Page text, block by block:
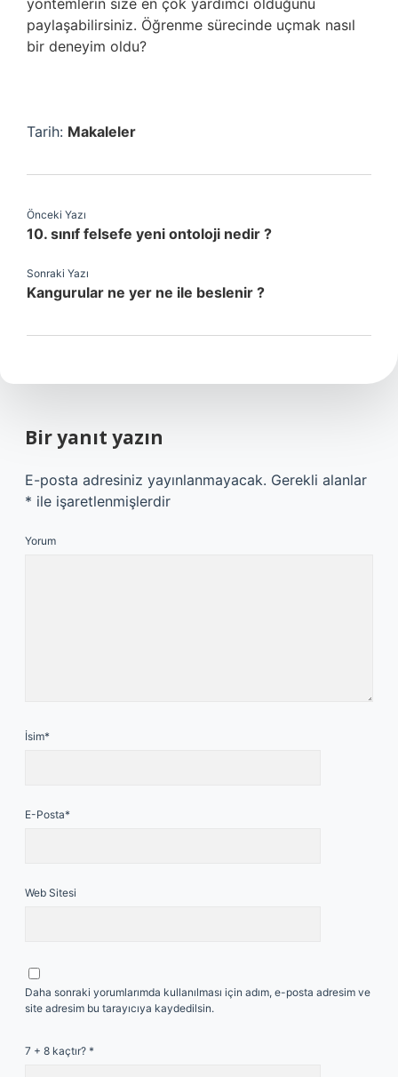
yöntemlerin size en çok yardımcı olduğunu
paylaşabilirsiniz. Öğrenme sürecinde uçmak nasıl
bir deneyim oldu?
Tarih: Makaleler
Önceki Yazı
10. sınıf felsefe yeni ontoloji nedir ?
Sonraki Yazı
Kangurular ne yer ne ile beslenir ?
Bir yanıt yazın
E-posta adresiniz yayınlanmayacak. Gerekli alanlar
* ile işaretlenmişlerdir
Yorum
İsim*
E-Posta*
Web Sitesi
Daha sonraki yorumlarımda kullanılması için adım, e-posta adresim ve
site adresim bu tarayıcıya kaydedilsin.
7 + 8 kaçtır? *